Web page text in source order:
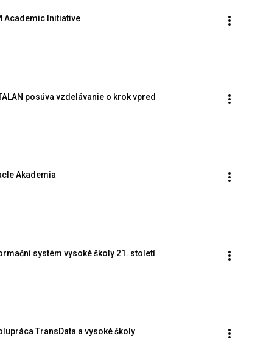
Academic Initiative
posúva vzdelávanie o krok vpred
Akademia
systém vysoké školy 21. století
TransData a vysoké školy